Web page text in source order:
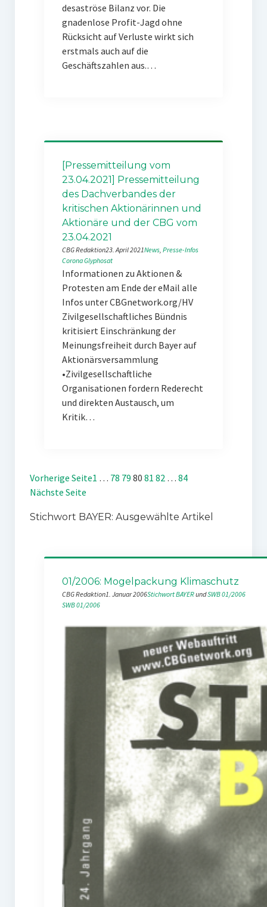
desaströse Bilanz vor. Die
gnadenlose Profit-Jagd ohne
Rücksicht auf Verluste wirkt sich
erstmals auch auf die
Geschäftszahlen aus.…
[Pressemitteilung vom
23.04.2021] Pressemitteilung
des Dachverbandes der
kritischen Aktionärinnen und
Aktionäre und der CBG vom
23.04.2021
CBG Redaktion23. April 2021News, Presse-Infos
CoronaGlyphosat
Informationen zu Aktionen &
Protesten am Ende der eMail alle
Infos unter CBGnetwork.org/HV
Zivilgesellschaftliches Bündnis
kritisiert Einschränkung der
Meinungsfreiheit durch Bayer auf
Aktionärsversammlung
•Zivilgesellschaftliche
Organisationen fordern Rederecht
und direkten Austausch, um
Kritik…
Vorherige Seite1 … 78 79 80 81 82 … 84
Nächste Seite
Stichwort BAYER: Ausgewählte Artikel
01/2006: Mogelpackung Klimaschutz
CBG Redaktion1. Januar 2006Stichwort BAYER und SWB 01/2006
SWB 01/2006